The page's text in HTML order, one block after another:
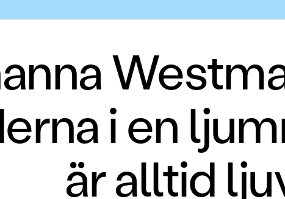
i en
är alltid